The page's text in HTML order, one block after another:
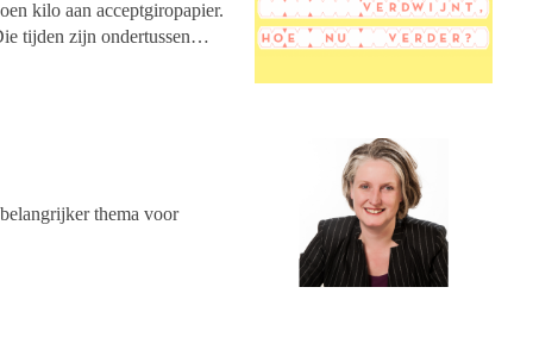
kilo aan acceptgiropapier.
tijden zijn ondertussen
van de
zoek moet naar een
thema voor